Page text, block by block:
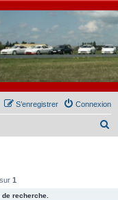
Connexion
S’enregistrer
sur 1
recherche.